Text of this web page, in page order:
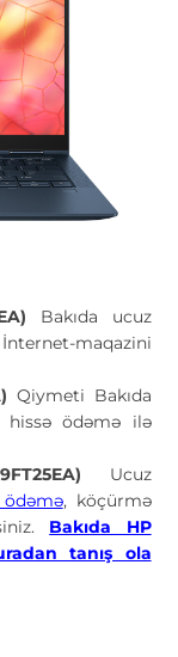
Bakıda ucuz
maqazini
Qiymeti Bakıda
hissə ödəmə ilə
Ucuz
ödəmə, köçürmə
Bakıda HP
tanış ola